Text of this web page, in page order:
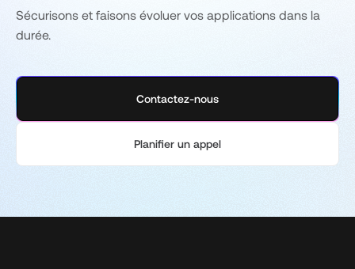
Sécurisons et faisons évoluer vos applications dans la
durée.
Contactez-nous
Planifier un appel